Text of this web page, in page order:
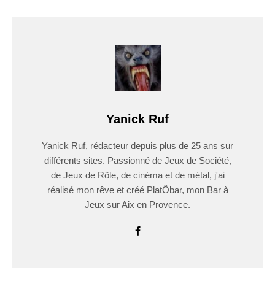
Yanick Ruf
Yanick Ruf, rédacteur depuis plus de 25 ans sur
différents sites. Passionné de Jeux de Société,
de Jeux de Rôle, de cinéma et de métal, j'ai
réalisé mon rêve et créé PlatÔbar, mon Bar à
Jeux sur Aix en Provence.